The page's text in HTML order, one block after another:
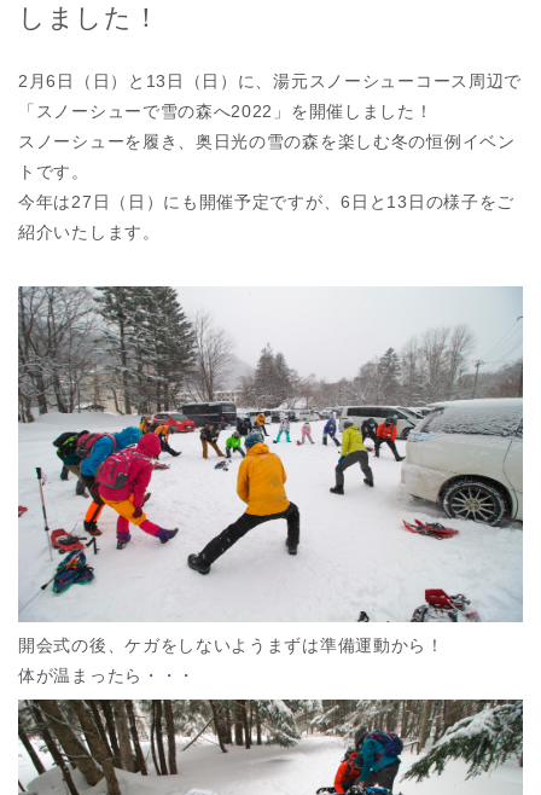
しました！
2月6日（日）と13日（日）に、湯元スノーシューコース周辺で
「スノーシューで雪の森へ2022」を開催しました！
スノーシューを履き、奥日光の雪の森を楽しむ冬の恒例イベン
トです。
今年は27日（日）にも開催予定ですが、6日と13日の様子をご
紹介いたします。
開会式の後、ケガをしないようまずは準備運動から！
体が温まったら・・・